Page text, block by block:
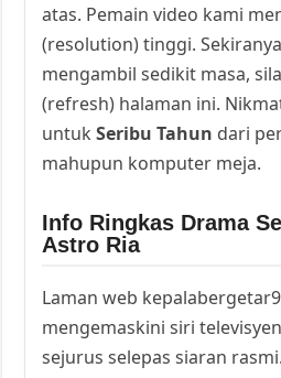
atas. Pemain video kami
(resolution) tinggi.
mengambil sedikit masa,
(refresh) halaman ini.
untukSeribu Tahun dari
mahupun komputer meja.
Info Ringkas Drama
Astro Ria
Laman web
mengemaskini siri
sejurus selepas siaran